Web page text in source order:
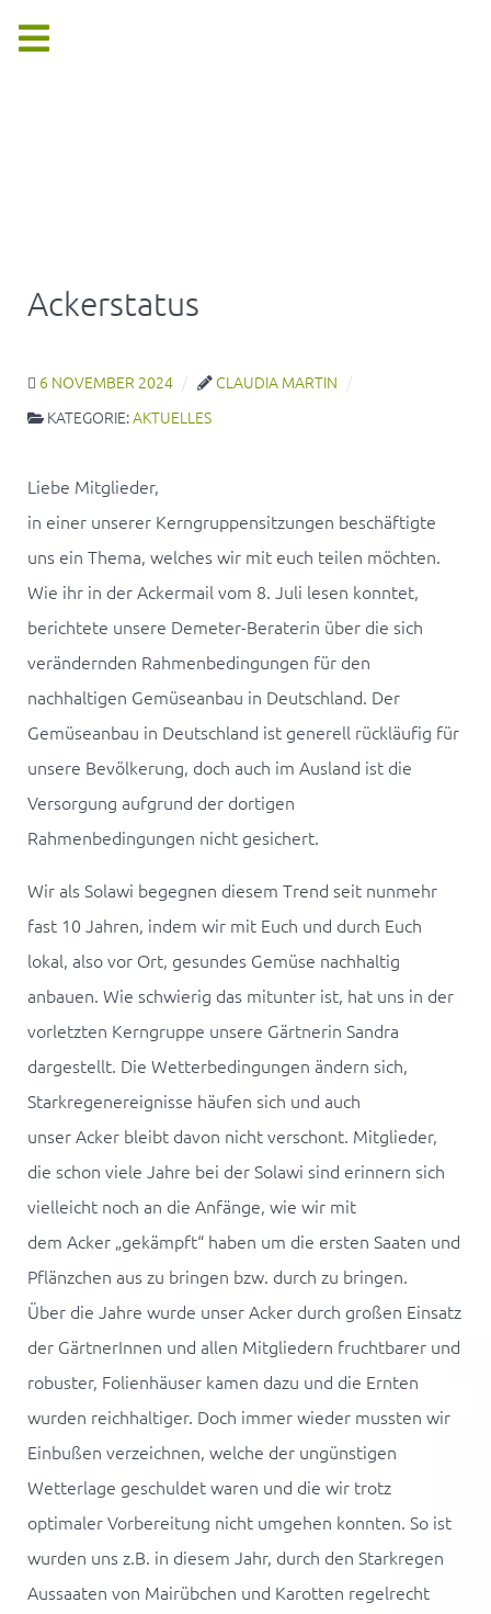
Ackerstatus
6 NOVEMBER 2024
CLAUDIA MARTIN
KATEGORIE:AKTUELLES
Liebe Mitglieder,
in einer unserer Kerngruppensitzungen beschäftigte
uns ein Thema, welches wir mit euch teilen möchten.
Wie ihr in derAckermail vom 8. Juli lesen konntet,
berichtete unsere Demeter-Beraterin über die sich
verändernden Rahmenbedingungen für den
nachhaltigen Gemüseanbau in Deutschland. Der
Gemüseanbau in Deutschland ist generell rückläufig für
unsere Bevölkerung, doch auch im Ausland ist die
Versorgung aufgrund der dortigen
Rahmenbedingungen nicht gesichert.
Wir als Solawi begegnen diesem Trend seit nunmehr
fast 10 Jahren, indem wir mit Euch und durch Euch
lokal, also vor Ort, gesundes Gemüse nachhaltig
anbauen. Wie schwierig das mitunter ist, hat uns in der
vorletzten Kerngruppe unsere Gärtnerin Sandra
dargestellt. Die Wetterbedingungen ändern sich,
Starkregenereignisse häufen sich und auch
unserAcker bleibt davon nicht verschont. Mitglieder,
die schon viele Jahre bei der Solawi sind erinnern sich
vielleicht noch an die Anfänge, wie wir mit
dem Acker „gekämpft“ haben um die ersten Saaten und
Pflänzchen aus zu bringen bzw. durch zu bringen.
Über die Jahre wurde unserAcker durch großen Einsatz
der GärtnerInnen und allen Mitgliedern fruchtbarer und
robuster, Folienhäuser kamen dazu und die Ernten
wurden reichhaltiger. Doch immer wieder mussten wir
Einbußen verzeichnen, welche der ungünstigen
Wetterlage geschuldet waren und die wir trotz
optimaler Vorbereitung nicht umgehen konnten. So ist
wurden uns z.B. in diesem Jahr, durch den Starkregen
Aussaaten von Mairübchen und Karotten regelrecht